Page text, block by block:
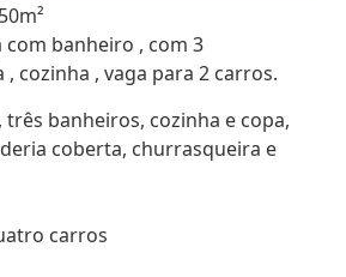
com banheiro , com 3
cozinha , vaga para 2 carros.
banheiros, cozinha e copa,
coberta, churrasqueira e
carros